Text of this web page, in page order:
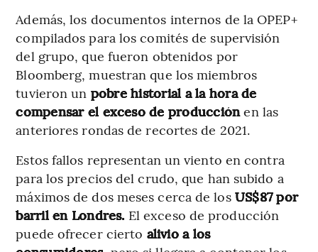
Además, los documentos internos de la OPEP+
compilados para los comités de supervisión
del grupo, que fueron obtenidos por
Bloomberg, muestran que los miembros
tuvieron un pobre historial a la hora de
compensar el exceso de producciónen las
anteriores rondas de recortes de 2021.
Estos fallos representan un viento en contra
para los precios del crudo, que han subido a
máximos de dos meses cerca de losUS$87 por
barril en Londres. El exceso de producción
puede ofrecer cierto alivio a los